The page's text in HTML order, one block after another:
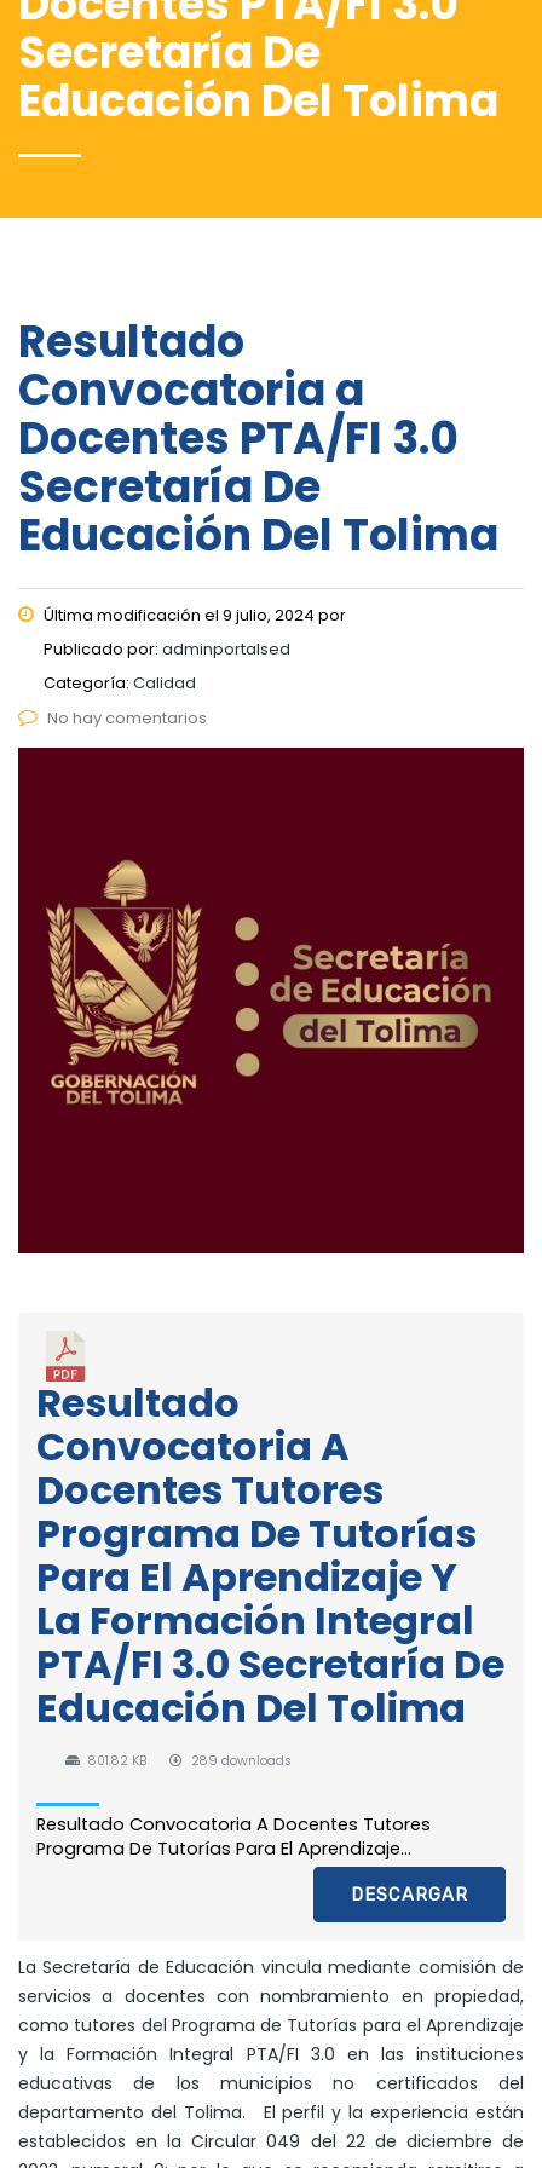
Secretaría De
Educación Del Tolima
Resultado
Convocatoria a
Docentes PTA/FI 3.0
Secretaría De
Educación Del Tolima
Última modificación el 9 julio, 2024 por
Publicado por: adminportalsed
Categoría: Calidad
No hay comentarios
Resultado
Convocatoria A
Docentes Tutores
Programa De Tutorías
Para El Aprendizaje Y
La Formación Integral
PTA/FI 3.0 Secretaría De
Educación Del Tolima
801.82 KB 289 downloads
Resultado Convocatoria A Docentes Tutores
Programa De Tutorías Para El Aprendizaje...
DESCARGAR
La Secretaría de Educación vincula mediante comisión de
servicios a docentes con nombramiento en propiedad,
como tutores del Programa de Tutorías para el Aprendizaje
y la Formación Integral PTA/FI 3.0 en las instituciones
educativas de los municipios no certificados del
departamento del Tolima.
El perfil y la experiencia están
establecidos en la Circular 049 del 22 de diciembre de